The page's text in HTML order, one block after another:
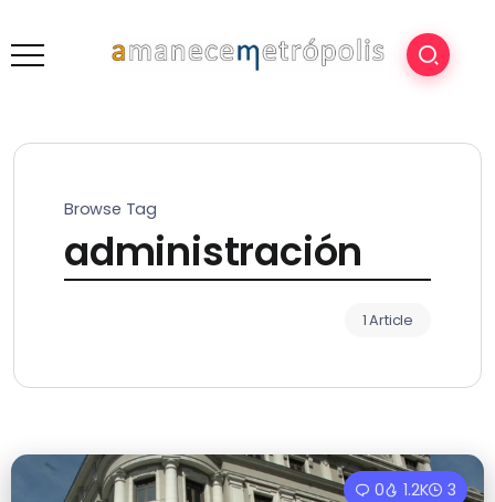
Browse Tag
administración
1 Article
0 1.2K 3